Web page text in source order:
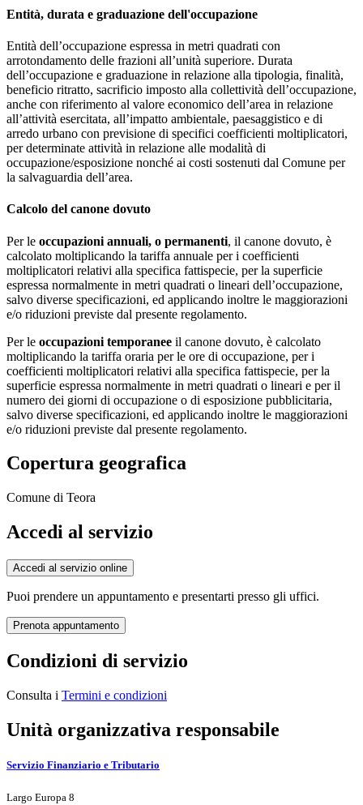
Entità, durata e graduazione dell'occupazione
Entità dell’occupazione espressa in metri quadrati con
arrotondamento delle frazioni all’unità superiore. Durata
dell’occupazione e graduazione in relazione alla tipologia, finalità,
beneficio ritratto, sacrificio imposto alla collettività dell’occupazione,
anche con riferimento al valore economico dell’area in relazione
all’attività esercitata, all’impatto ambientale, paesaggistico e di
arredo urbano con previsione di specifici coefficienti moltiplicatori,
per determinate attività in relazione alle modalità di
occupazione/esposizione nonché ai costi sostenuti dal Comune per
la salvaguardia dell’area.
Calcolo del canone dovuto
Per le occupazioni annuali, o permanenti, il canone dovuto, è
calcolato moltiplicando la tariffa annuale per i coefficienti
moltiplicatori relativi alla specifica fattispecie, per la superficie
espressa normalmente in metri quadrati o lineari dell’occupazione,
salvo diverse specificazioni, ed applicando inoltre le maggiorazioni
e/o riduzioni previste dal presente regolamento.
Per le occupazioni temporanee il canone dovuto, è calcolato
moltiplicando la tariffa oraria per le ore di occupazione, per i
coefficienti moltiplicatori relativi alla specifica fattispecie, per la
superficie espressa normalmente in metri quadrati o lineari e per il
numero dei giorni di occupazione o di esposizione pubblicitaria,
salvo diverse specificazioni, ed applicando inoltre le maggiorazioni
e/o riduzioni previste dal presente regolamento.
Copertura geografica
Comune di Teora
Accedi al servizio
Accedi al servizio online
Puoi prendere un appuntamento e presentarti presso gli uffici.
Prenota appuntamento
Condizioni di servizio
Consulta i Termini e condizioni
Unità organizzativa responsabile
Servizio Finanziario e Tributario
Largo Europa 8